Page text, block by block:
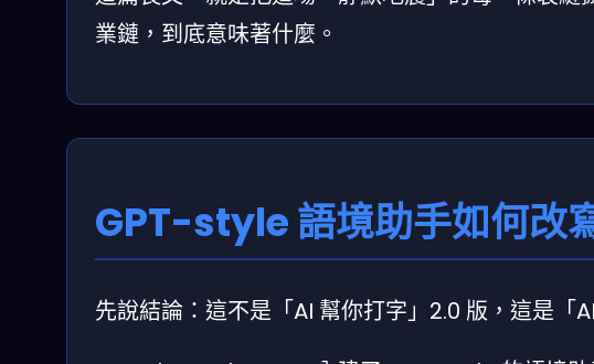
業鏈，到底意味著什麼。
GPT-style 語境助手如何改
先說結論：這不是「AI 幫你打字」2.0 版，這是「